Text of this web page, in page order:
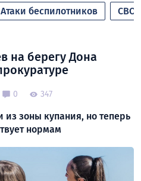
Атаки беспилотников СВО
на берегу Дона
0 347
из зоны купания, но теперь
нормам